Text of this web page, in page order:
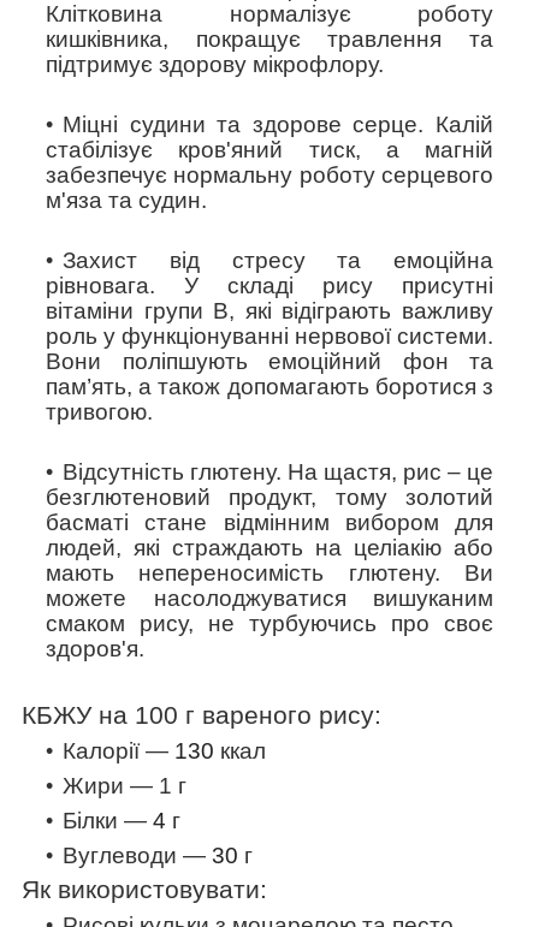
Клітковина нормалізує роботу
кишківника, покращує травлення та
підтримує здорову мікрофлору.
Міцні судини та здорове серце. Калій
стабілізує кров'яний тиск, а магній
забезпечує нормальну роботу серцевого
м'яза та судин.
Захист від стресу та емоційна
рівновага. У складі рису присутні
вітаміни групи B, які відіграють важливу
роль у функціонуванні нервової системи.
Вони поліпшують емоційний фон та
пам’ять, а також допомагають боротися з
тривогою.
Відсутність глютену. На щастя, рис – це
безглютеновий продукт, тому золотий
басматі стане відмінним вибором для
людей, які страждають на целіакію або
мають непереносимість глютену. Ви
можете насолоджуватися вишуканим
смаком рису, не турбуючись про своє
здоров'я.
КБЖУ на 100 г вареного рису:
Калорії — 130 ккал
Жири — 1 г
Білки — 4 г
Вуглеводи — 30 г
Як використовувати: